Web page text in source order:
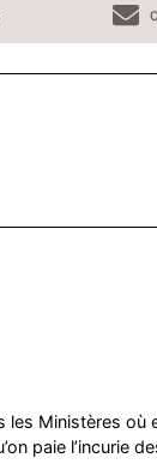
Ministères où
paie l’incurie